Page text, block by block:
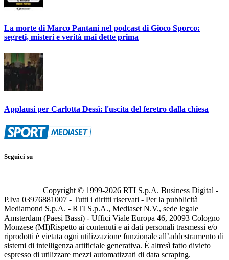
La morte di Marco Pantani nel podcast di Gioco Sporco:
segreti, misteri e verità mai dette prima
Applausi per Carlotta Dessì: l'uscita del feretro dalla chiesa
Seguici su
Copyright © 1999-2026 RTI S.p.A. Business Digital -
P.Iva 03976881007 - Tutti i diritti riservati - Per la pubblicità
Mediamond S.p.A. - RTI S.p.A., Mediaset N.V., sede legale
Amsterdam (Paesi Bassi) - Uffici Viale Europa 46, 20093 Cologno
Monzese (MI)Rispetto ai contenuti e ai dati personali trasmessi e/o
riprodotti è vietata ogni utilizzazione funzionale all’addestramento di
sistemi di intelligenza artificiale generativa. È altresì fatto divieto
espresso di utilizzare mezzi automatizzati di data scraping.